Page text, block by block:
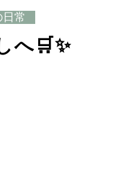
常
へ🛒✨